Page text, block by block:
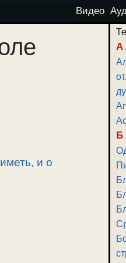
Видео
и о
А
Б